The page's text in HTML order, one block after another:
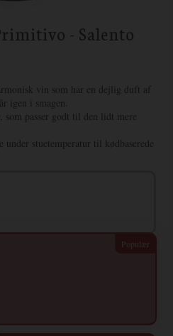
- Salento
vin som har en dejlig duft af
igen i smagen.
som passer godt til den lidt mere
stuetemperatur til kødbaserede